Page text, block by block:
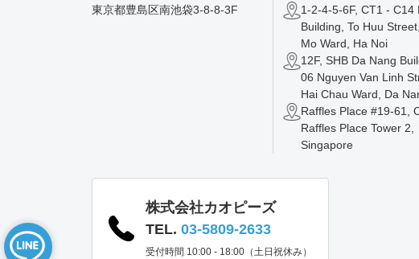
東京都豊島区南池袋3-8-8-3F
1-2-4-5-6F, CT1 - C14
Building, To Huu
Mo Ward, Ha Noi
12F, SHB Da Nang
06 Nguyen Van Linh
Hai Chau Ward, Da
Raffles Place #19-61,
Raffles Place Tower 2,
Singapore
株式会社カオピーズ
TEL. 03-5809-2633
受付時間 10:00 - 18:00（土日祝休み）